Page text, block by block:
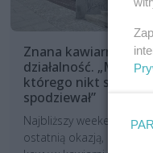
Znana kawiarnia
działalność.
którego nikt się nie
spodziewał”
Najbliższy weekend
ostatnią okazją, by napić